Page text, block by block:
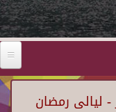
- ليالى رمضان